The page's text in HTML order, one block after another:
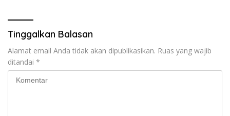
Tinggalkan Balasan
Alamat email Anda tidak akan dipublikasikan. Ruas yang wajib
ditandai *